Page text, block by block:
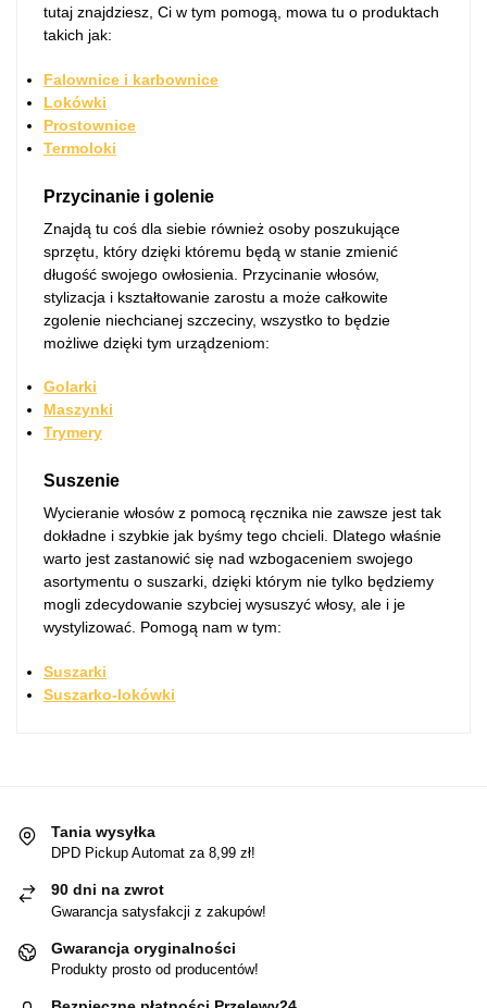
tutaj znajdziesz, Ci w tym pomogą, mowa tu o produktach
takich jak:
Falownice i karbownice
Lokówki
Prostownice
Termoloki
Przycinanie i golenie
Znajdą tu coś dla siebie również osoby poszukujące
sprzętu, który dzięki któremu będą w stanie zmienić
długość swojego owłosienia. Przycinanie włosów,
stylizacja i kształtowanie zarostu a może całkowite
zgolenie niechcianej szczeciny, wszystko to będzie
możliwe dzięki tym urządzeniom:
Golarki
Maszynki
Trymery
Suszenie
Wycieranie włosów z pomocą ręcznika nie zawsze jest tak
dokładne i szybkie jak byśmy tego chcieli. Dlatego właśnie
warto jest zastanowić się nad wzbogaceniem swojego
asortymentu o suszarki, dzięki którym nie tylko będziemy
mogli zdecydowanie szybciej wysuszyć włosy, ale i je
wystylizować. Pomogą nam w tym:
Suszarki
Suszarko-lokówki
Tania wysyłka
DPD Pickup Automat za 8,99 zł!
90 dni na zwrot
Gwarancja satysfakcji z zakupów!
Gwarancja oryginalności
Produkty prosto od producentów!